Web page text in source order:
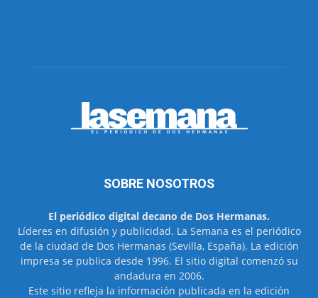
SOBRE NOSOTROS
El periódico digital decano de Dos Hermanas.
Líderes en difusión y publicidad. La Semana es el periódico
de la ciudad de Dos Hermanas (Sevilla, España). La edición
impresa se publica desde 1996. El sitio digital comenzó su
andadura en 2006.
Este sitio refleja la información publicada en la edición